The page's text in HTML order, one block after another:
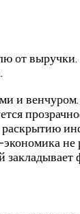
от выручки.
и
раскрытию
не